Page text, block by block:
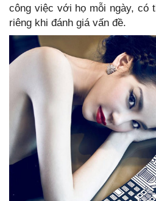
công việc với họ mỗi ngày, có
riêng khi đánh giá vấn đề.